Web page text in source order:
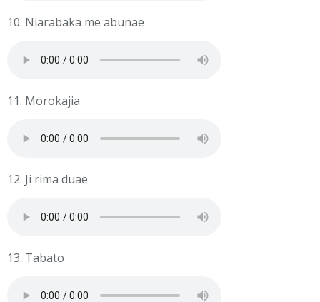
10. Niarabaka me abunae
11. Morokajia
12. Ji rima duae
13. Tabato